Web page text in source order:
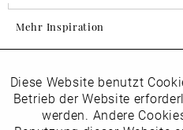
Mehr Inspiration
Folgen Sie uns
Funktionale
Diese Website benutzt
Betrieb der Website
werden. Andere